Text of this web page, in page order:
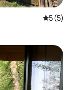
5 de
5 (5)